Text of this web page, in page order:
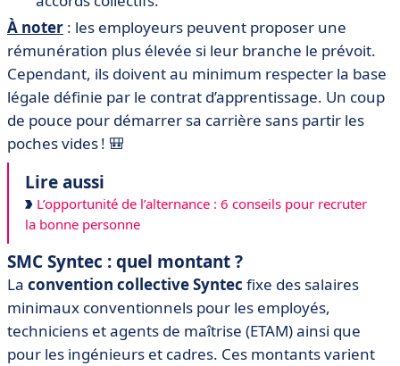
À noter : les employeurs peuvent proposer une
rémunération plus élevée si leur branche le prévoit.
Cependant, ils doivent au minimum respecter la base
légale définie par le contrat d’apprentissage. Un coup
de pouce pour démarrer sa carrière sans partir les
poches vides ! 🎒
Lire aussi
L’opportunité de l’alternance : 6 conseils pour recruter
la bonne personne
SMC Syntec : quel montant ?
La convention collective Syntec fixe des salaires
minimaux conventionnels pour les employés,
techniciens et agents de maîtrise (ETAM) ainsi que
pour les ingénieurs et cadres. Ces montants varient